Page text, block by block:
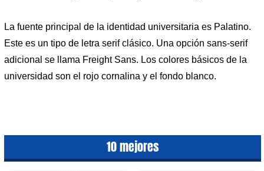
La fuente principal de la identidad universitaria es Palatino.
Este es un tipo de letra serif clásico. Una opción sans-serif
adicional se llama Freight Sans. Los colores básicos de la
universidad son el rojo cornalina y el fondo blanco.
10 mejores